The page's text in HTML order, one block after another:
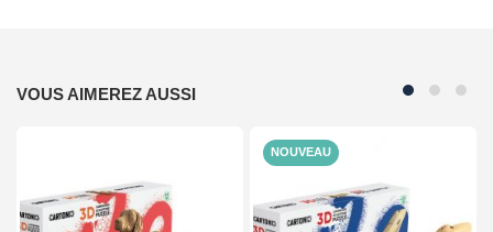
VOUS AIMEREZ AUSSI
NOUVEAU